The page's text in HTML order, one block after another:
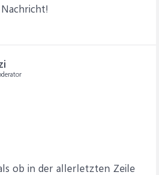
ob in der allerletzten Zeile